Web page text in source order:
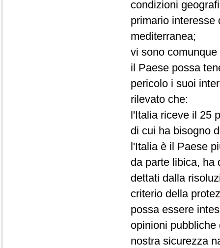
condizioni
primario interesse
mediterranea;
vi sono
il Paese possa
pericolo i suoi
rilevato che:
l'Italia riceve il 25
di cui ha bisogno
l'Italia è il Paese
da parte libica, ha
dettati dalla
criterio della
possa essere
opinioni
nostra sicurezza